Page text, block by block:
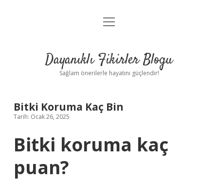
Anasayfa
Yasal Uyarı
menüyü
Dayanıklı Fikirler Blogu
Sağlam önerilerle hayatını güçlendir!
Bitki Koruma Kaç Bin
Tarih: Ocak 26, 2025
Bitki koruma kaç
puan?